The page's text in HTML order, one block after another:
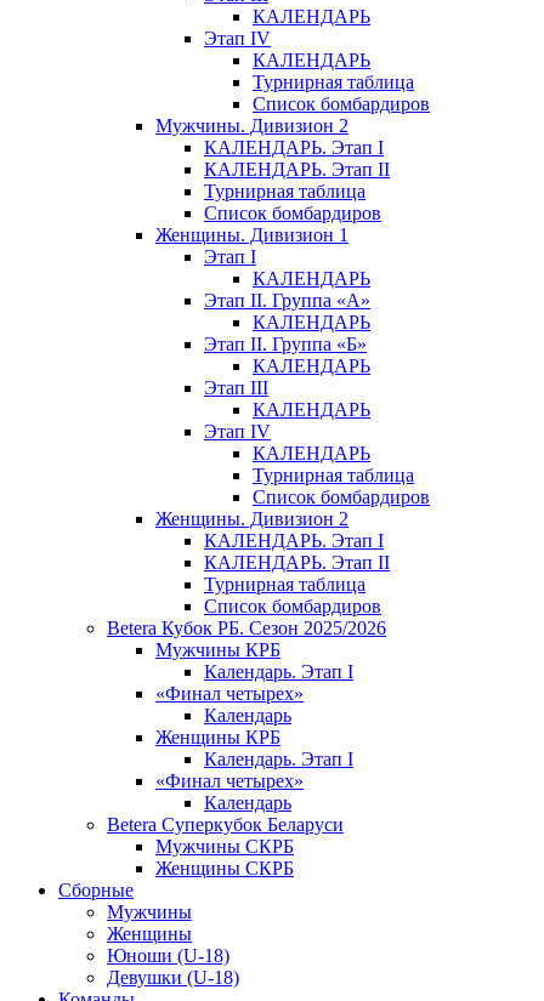
КАЛЕНДАРЬ
Этап IV
КАЛЕНДАРЬ
Турнирная таблица
Список бомбардиров
Мужчины. Дивизион 2
КАЛЕНДАРЬ. Этап I
КАЛЕНДАРЬ. Этап II
Турнирная таблица
Список бомбардиров
Женщины. Дивизион 1
Этап I
КАЛЕНДАРЬ
Этап II. Группа «А»
КАЛЕНДАРЬ
Этап II. Группа «Б»
КАЛЕНДАРЬ
Этап III
КАЛЕНДАРЬ
Этап IV
КАЛЕНДАРЬ
Турнирная таблица
Список бомбардиров
Женщины. Дивизион 2
КАЛЕНДАРЬ. Этап I
КАЛЕНДАРЬ. Этап II
Турнирная таблица
Список бомбардиров
Betera Кубок РБ. Сезон 2025/2026
Мужчины КРБ
Календарь. Этап I
«Финал четырех»
Календарь
Женщины КРБ
Календарь. Этап I
«Финал четырех»
Календарь
Betera Суперкубок Беларуси
Мужчины СКРБ
Женщины СКРБ
Сборные
Мужчины
Женщины
Юноши (U-18)
Девушки (U-18)